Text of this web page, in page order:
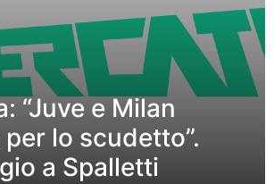
“Juve e Milan
lo scudetto”.
a Spalletti